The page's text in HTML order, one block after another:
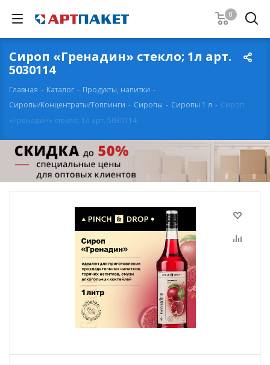
0
Сироп «Гренадин» стекло; 1л арт.
5030114
Главная - Каталог - Продукты, напитки -
Сиропы/Концентраты/Топпинги - Сиропы - Сиропы 1 л - Сироп
«Гренадин» стекло; 1л арт. 5030114